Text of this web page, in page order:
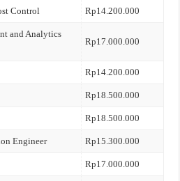
Control Rp14.200.000
and Analytics
Rp17.000.000
Rp14.200.000
Rp18.500.000
Rp18.500.000
Engineer Rp15.300.000
Rp17.000.000